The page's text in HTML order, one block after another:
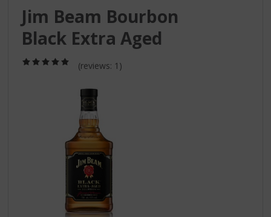
Jim Beam Bourbon
Black Extra Aged
/
(reviews: 1)